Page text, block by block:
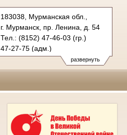
развернуть
183038, Мурманская обл.,
г. Мурманск, пр. Ленина, д. 54
Тел.: (8152) 47-46-03 (гр.)
47-27-75 (адм.)
47-38-31 (уг.)
okt.mrm@sudrf.ru